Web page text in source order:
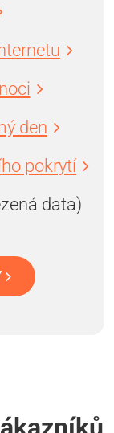
den
pokrytí
data)